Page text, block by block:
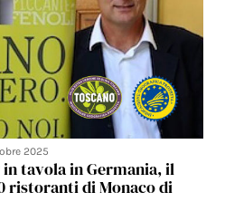
2025
tavola in Germania, il
ristoranti di Monaco di